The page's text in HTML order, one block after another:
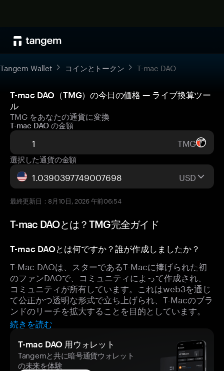
Tangem Wallet コインとトークン T-mac DAO
T-mac DAO（TMG）の今日の価格 — ライブ換算ツー
ル
TMG をあなたの通貨に変換
T-mac DAO の金額
TMG
選択した通貨の金額
USD
最終更新日：8月10日, 2026 午前06:54
T-mac DAOとは？TMG完全ガイド
T-mac DAOとは何ですか？誰が作成しましたか？
T-Mac DAOは、スターであるT-Macに捧げられた初
のファンDAOで、コミュニティによって作成され、
コミュニティが所有しています。これはweb3を通じ
て公正かつ透明な形式で立ち上げられ、T-Macのブラ
ンドのリーチを拡大することを目的としています。
続きを読む
T-mac DAO 用ウォレット
Tangemと共に暗号通貨ウォレット
の未来を体験